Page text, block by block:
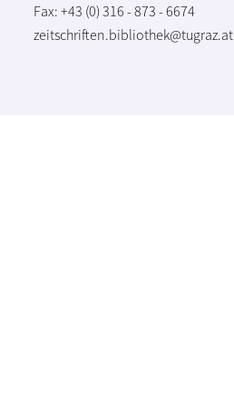
Fax: +43 (0) 316 - 873 - 6674
zeitschriften.bibliothek@tugraz.at